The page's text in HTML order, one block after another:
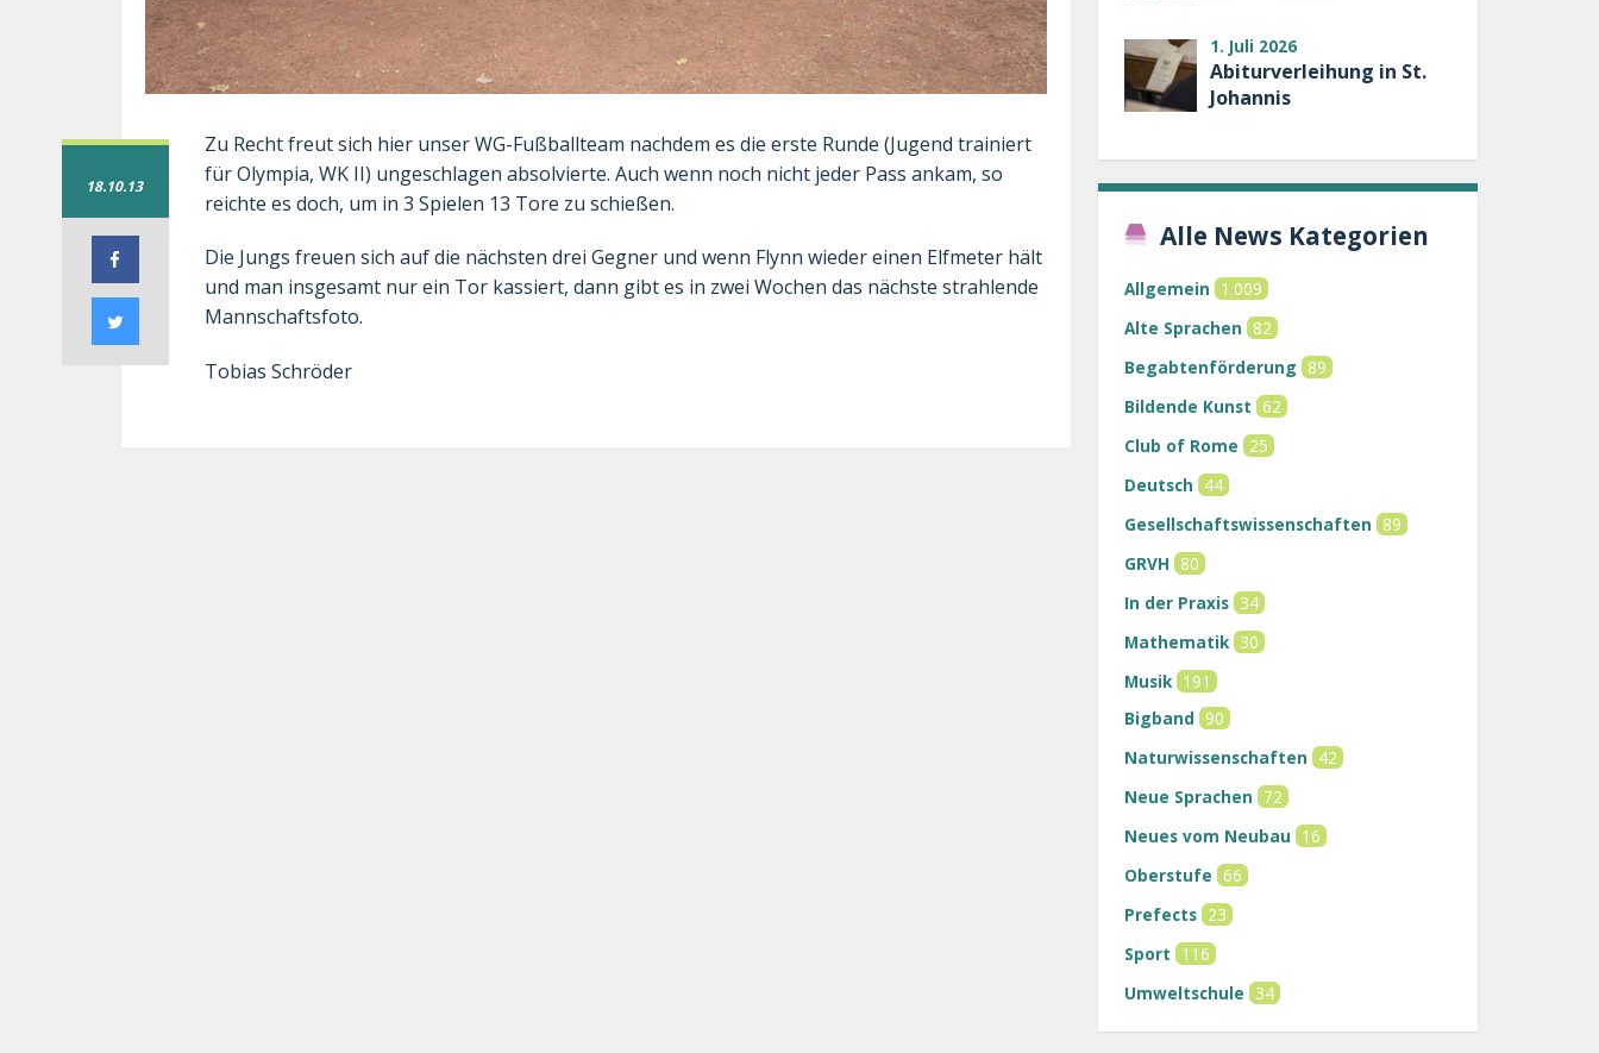
18.10.13
Zu Recht freut sich hier unser WG-Fußballteam nachdem es die erste Runde (Jugend trainiert
für Olympia, WK II) ungeschlagen absolvierte. Auch wenn noch nicht jeder Pass ankam, so
reichte es doch, um in 3 Spielen 13 Tore zu schießen.
Die Jungs freuen sich auf die nächsten drei Gegner und wenn Flynn wieder einen Elfmeter hält
und man insgesamt nur ein Tor kassiert, dann gibt es in zwei Wochen das nächste strahlende
Mannschaftsfoto.
Tobias Schröder
1. Juli 2026
Abiturverleihung in St.
Johannis
Alle News Kategorien
Allgemein 1.009
Alte Sprachen 82
Begabtenförderung 89
Bildende Kunst 62
Club of Rome 25
Deutsch 44
Gesellschaftswissenschaften 89
GRVH 80
In der Praxis 34
Mathematik 30
Musik 191
Bigband 90
Naturwissenschaften 42
Neue Sprachen 72
Neues vom Neubau 16
Oberstufe 66
Prefects 23
Sport 116
Umweltschule 34